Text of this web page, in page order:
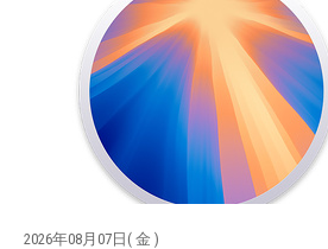
2026年08月07日( 金 )